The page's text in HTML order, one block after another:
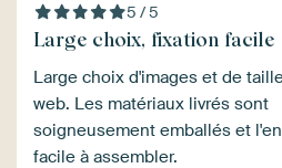
5 / 5
Large choix, fixation facile
Large choix d'images et de
web. Les matériaux livrés sont
soigneusement emballés et
facile à assembler.